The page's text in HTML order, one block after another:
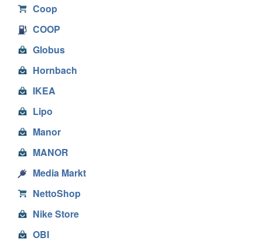
Coop
COOP
Globus
Hornbach
IKEA
Lipo
Manor
MANOR
Media Markt
NettoShop
Nike Store
OBI